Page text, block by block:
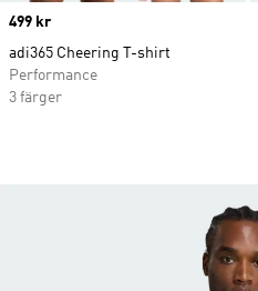
Price
499 kr
adi365 Cheering T-shirt
Performance
3 färger